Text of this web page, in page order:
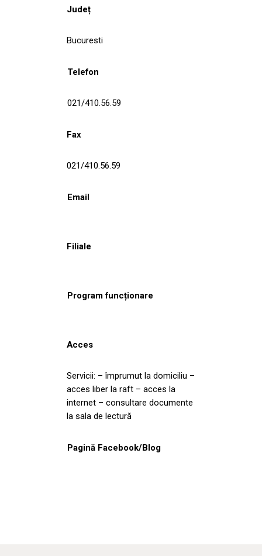
Județ
Bucuresti
Telefon
021/410.56.59
Fax
021/410.56.59
Email
Filiale
Program funcționare
Acces
Servicii: – împrumut la domiciliu –
acces liber la raft – acces la
internet – consultare documente
la sala de lectură
Pagină Facebook/Blog